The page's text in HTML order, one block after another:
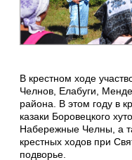
В крестном ходе
Челнов, Елабуги,
района. В этом году в
казаки Боровецкого
Набережные Челны, а
крестных ходов при
подворье.